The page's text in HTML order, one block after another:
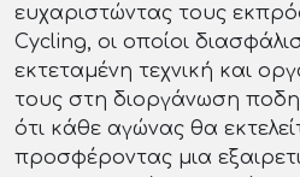
ευχαριστώντας τους
Cycling, οι οποίοι
εκτεταμένη τεχνική και
τους στη διοργάνωση
ότι κάθε αγώνας θα
προσφέροντας μια